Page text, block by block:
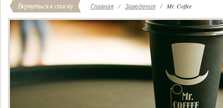
Вернуться к списку Главная / Заведения / Mr. Coffee